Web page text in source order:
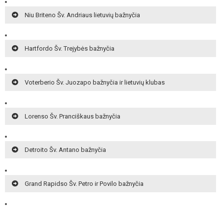
Niu Briteno Šv. Andriaus lietuvių bažnyčia
Hartfordo Šv. Trejybės bažnyčia
Voterberio Šv. Juozapo bažnyčia ir lietuvių klubas
Lorenso Šv. Pranciškaus bažnyčia
Detroito Šv. Antano bažnyčia
Grand Rapidso Šv. Petro ir Povilo bažnyčia